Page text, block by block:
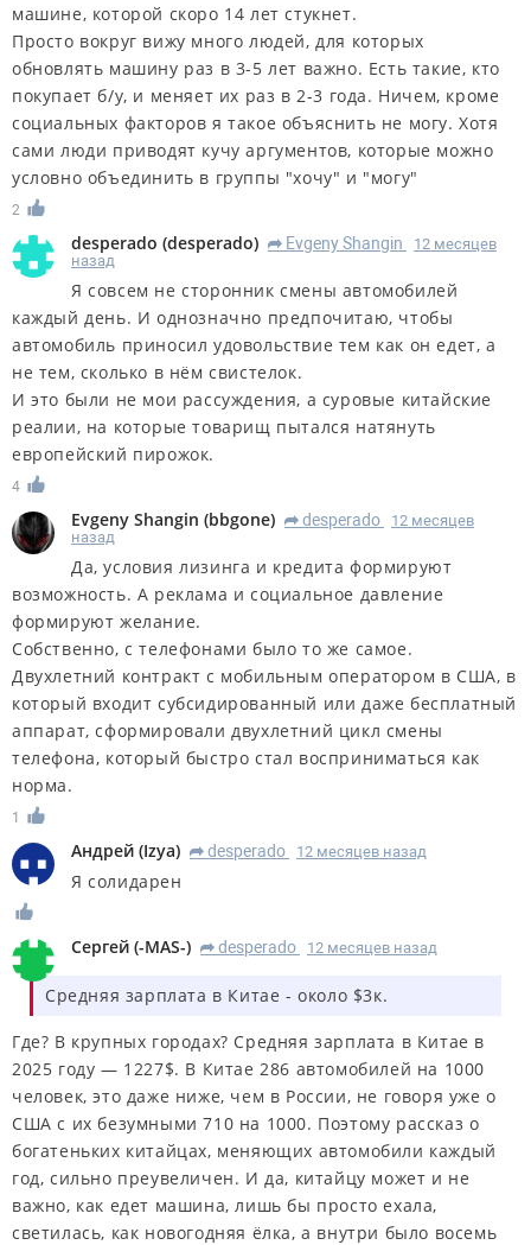
машине, которой скоро 14 лет стукнет.
Просто вокруг вижу много людей, для которых
обновлять машину раз в 3-5 лет важно. Есть такие, кто
покупает б/у, и меняет их раз в 2-3 года. Ничем, кроме
социальных факторов я такое объяснить не могу. Хотя
сами люди приводят кучу аргументов, которые можно
условно объединить в группы "хочу" и "могу"
2
desperado (desperado) R Evgeny Shangin
12 месяцев
назад
Я совсем не сторонник смены автомобилей
каждый день. И однозначно предпочитаю, чтобы
автомобиль приносил удовольствие тем как он едет, а
не тем, сколько в нём свистелок.
И это были не мои рассуждения, а суровые китайские
реалии, на которые товарищ пытался натянуть
европейский пирожок.
4
Evgeny Shangin (bbgone) R desperado
12 месяцев
назад
Да, условия лизинга и кредита формируют
возможность. А реклама и социальное давление
формируют желание.
Собственно, с телефонами было то же самое.
Двухлетний контракт с мобильным оператором в США, в
который входит субсидированный или даже бесплатный
аппарат, сформировали двухлетний цикл смены
телефона, который быстро стал восприниматься как
норма.
1
Андрей (Izya) R desperado 12 месяцев назад
Я солидарен
Сергей (-MAS-) R desperado 12 месяцев назад
Средняя зарплата в Китае - около $3к.
Где? В крупных городах? Средняя зарплата в Китае в
2025 году — 1227$. В Китае 286 автомобилей на 1000
человек, это даже ниже, чем в России, не говоря уже о
США с их безумными 710 на 1000. Поэтому рассказ о
богатеньких китайцах, меняющих автомобили каждый
год, сильно преувеличен. И да, китайцу может и не
важно, как едет машина, лишь бы просто ехала,
светилась, как новогодняя ёлка, а внутри было восемь